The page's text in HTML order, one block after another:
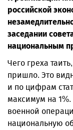
российской
заседании
национальным
Чего греха
пришло. Это
и по цифрам
максимум на
военной
национальную